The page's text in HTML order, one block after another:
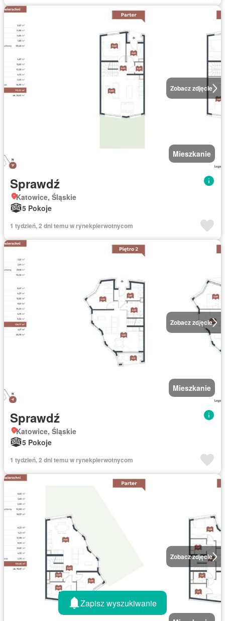
Zobacz zdjęcie
Mieszkanie
Sprawdź
Katowice, Śląskie
5 Pokoje
1 tydzień, 2 dni temu w rynekpierwotnycom
Zobacz zdjęcie
Mieszkanie
Sprawdź
Katowice, Śląskie
5 Pokoje
1 tydzień, 2 dni temu w rynekpierwotnycom
Zobacz zdjęcie
Zapisz wyszukiwanie